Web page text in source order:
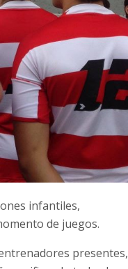
infantiles,
de juegos.
presentes,